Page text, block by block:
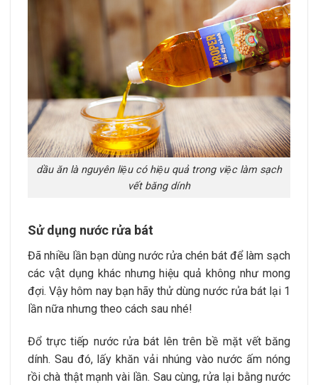
dầu ăn là nguyên liệu có hiệu quả trong việc làm sạch
vết băng dính
Sử dụng nước rửa bát
Đã nhiều lần bạn dùng nước rửa chén bát để làm sạch
các vật dụng khác nhưng hiệu quả không như mong
đợi. Vậy hôm nay bạn hãy thử dùng nước rửa bát lại 1
lần nữa nhưng theo cách sau nhé!
Đổ trực tiếp nước rửa bát lên trên bề mặt vết băng
dính. Sau đó, lấy khăn vải nhúng vào nước ấm nóng
rồi chà thật mạnh vài lần. Sau cùng, rửa lại bằng nước